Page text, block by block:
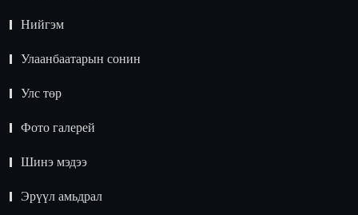
Нийгэм
Улаанбаатарын сонин
Улс төр
Фото галерей
Шинэ мэдээ
Эрүүл амьдрал